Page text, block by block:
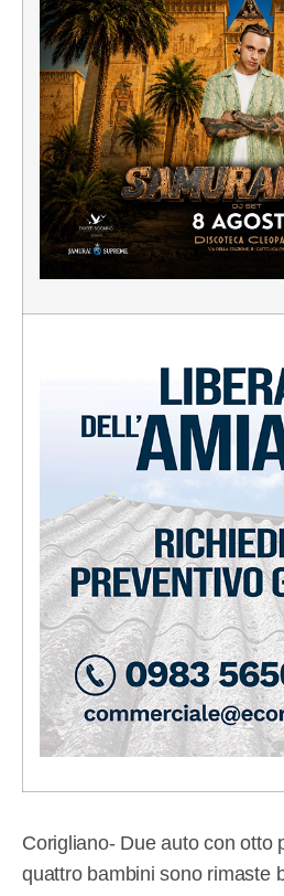
Corigliano- Due auto con otto
quattro bambini sono rimaste